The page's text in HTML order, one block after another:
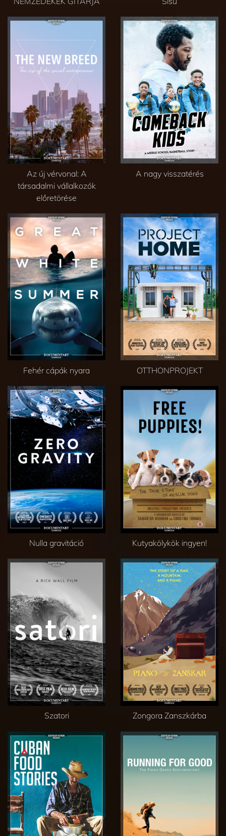
Az új vérvonal: A
társadalmi vállalkozók
előretörése
A nagy visszatérés
Fehér cápák nyara OTTHONPROJEKT
Nulla gravitáció Kutyakölykök ingyen!
Szatori Zongora Zanszkárba